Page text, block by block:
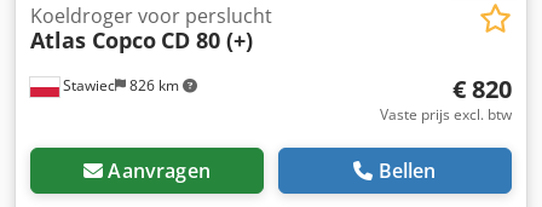
Stawiec 826 km
Koeldroger voor perslucht
Atlas Copco CD 80 (+)
€ 820
Vaste prijs excl. btw
Aanvragen Bellen